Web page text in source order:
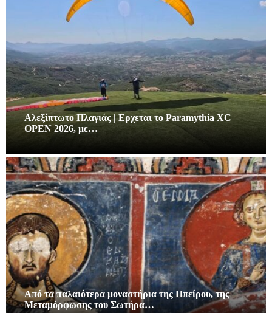
Αλεξίπτωτο Πλαγιάς | Ερχεται το Paramythia XC
OPEN 2026, με…
Από τα παλαιότερα μοναστήρια της Ηπείρου, της
Μεταμόρφωσης του Σωτήρα…